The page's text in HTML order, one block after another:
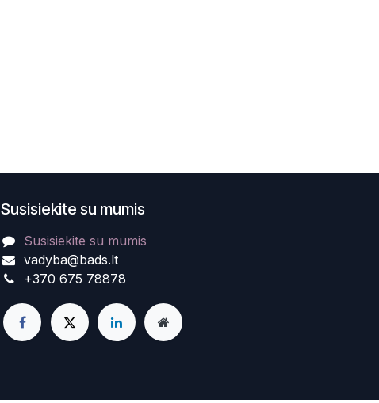
Susisiekite su mumis
Susisiekite su mumis
vadyba@bads.lt
+370 675 78878